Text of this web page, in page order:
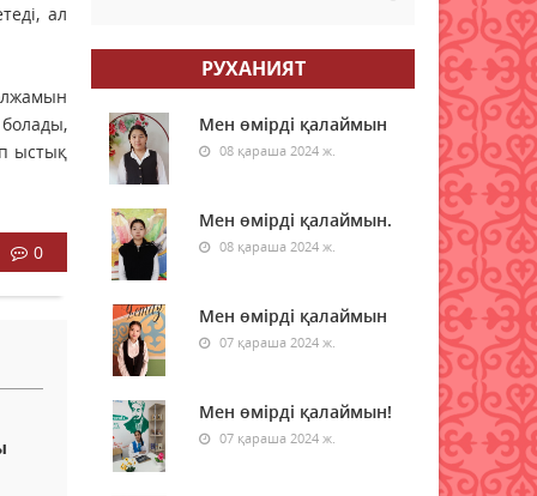
ал
ыстық
0
қайта оралады -
синоптиктер
08 тамыз 2026 ж.
Елімізде бір тәулікте үш
орман өрті тіркелді
08 тамыз 2026 ж. 59
Синоптиктер Астана мен
Алматыда аптап ыстық
болатынын ескертті
08 тамыз 2026 ж.
Қазақстанда 7 тамызда үш
орман өрті тіркелді
08 тамыз 2026 ж.
РУХАНИЯТ
Мен өмірді қалаймын
08 қараша 2024 ж.
Мен өмірді қалаймын.
08 қараша 2024 ж.
Мен өмірді қалаймын
07 қараша 2024 ж.
Мен өмірді қалаймын!
07 қараша 2024 ж.